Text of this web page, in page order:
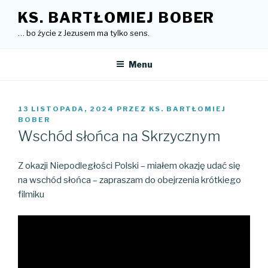
treści
KS. BARTŁOMIEJ BOBER
… bo życie z Jezusem ma tylko sens.
Menu
OPUBLIKOWANE
W
13 LISTOPADA, 2024 PRZEZ KS. BARTŁOMIEJ
BOBER
Wschód słońca na Skrzycznym
Z okazji Niepodległości Polski – miałem okazję udać się
na wschód słońca – zapraszam do obejrzenia krótkiego
filmiku